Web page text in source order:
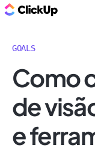
GOALS
Como
de
e